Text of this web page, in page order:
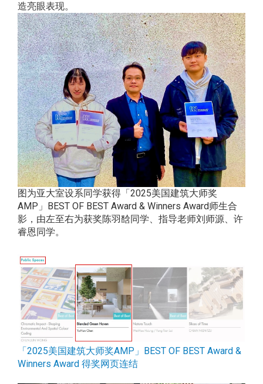
造亮眼表现。
图为亚大室设系同学获得「2025美国建筑大师奖
AMP」BEST OF BEST Award & Winners Award师生合
影，由左至右为获奖陈羽馠同学、指导老师刘师源、许
睿恩同学。
「2025美国建筑大师奖AMP」BEST OF BEST Award &
Winners Award 得奖网页连结